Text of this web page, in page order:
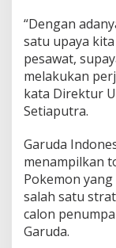
“Dengan
satu upaya
pesawat,
melakukan
kata Direktur
Setiaputra.
Garuda
menampilkan
Pokemon
salah satu
calon
Garuda.